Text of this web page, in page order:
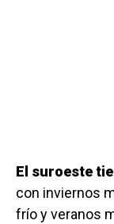
El suroeste
con inviernos
frío y veranos